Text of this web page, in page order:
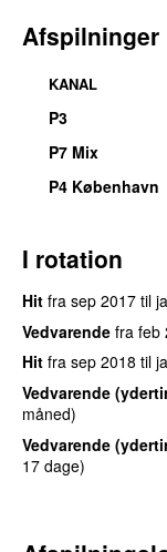
KANAL
P3
P7 Mix
P4 København
I rotation
Hit fra sep 2017 til
Vedvarende fra feb
Hit fra sep 2018 til
Vedvarende
måned)
Vedvarende
17 dage)